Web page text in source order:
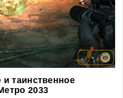
и таинственное
2033